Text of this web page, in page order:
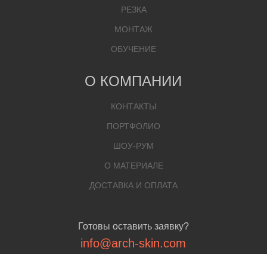
Готовы оставить заявку?
info@arch-skin.com
РЕЗКА
МОНТАЖ
ОБУЧЕНИЕ
О КОМПАНИИ
КОНТАКТЫ
ПОРТФОЛИО
ШОУ-РУМ
О МАТЕРИАЛЕ
ДОСТАВКА И ОПЛАТА